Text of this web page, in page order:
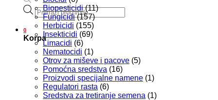
Products
search
0
Korpa
Biopesticidi (11)
Fungicidi (157)
Herbicidi (155)
Insekticidi (69)
Limacidi (6)
Nematocidi (1)
Otrov za miševe i pacove (5)
Pomoćna sredstva (16)
Proizvodi specijalne namene (1)
Regulatori rasta (6)
Sredstva za tretiranje semena (1)